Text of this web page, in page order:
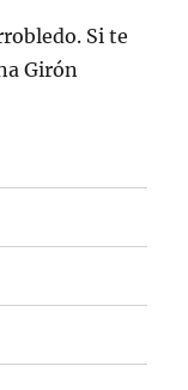
Si te
Girón